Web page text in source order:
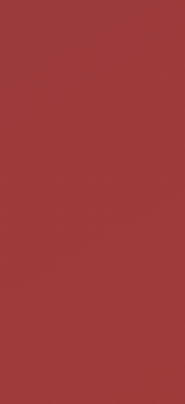
sous
: